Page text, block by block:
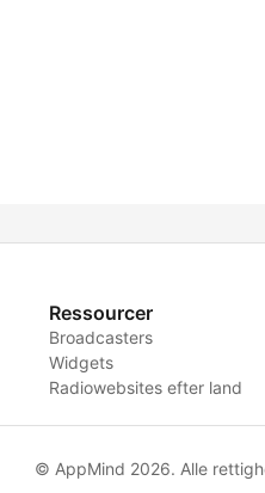
Ressourcer
Broadcasters
Widgets
Radiowebsites efter land
© AppMind 2026. Alle